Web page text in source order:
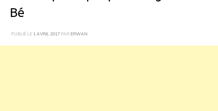
Bé
PUBLIÉ LE 1 AVRIL 2017 PARERWAN